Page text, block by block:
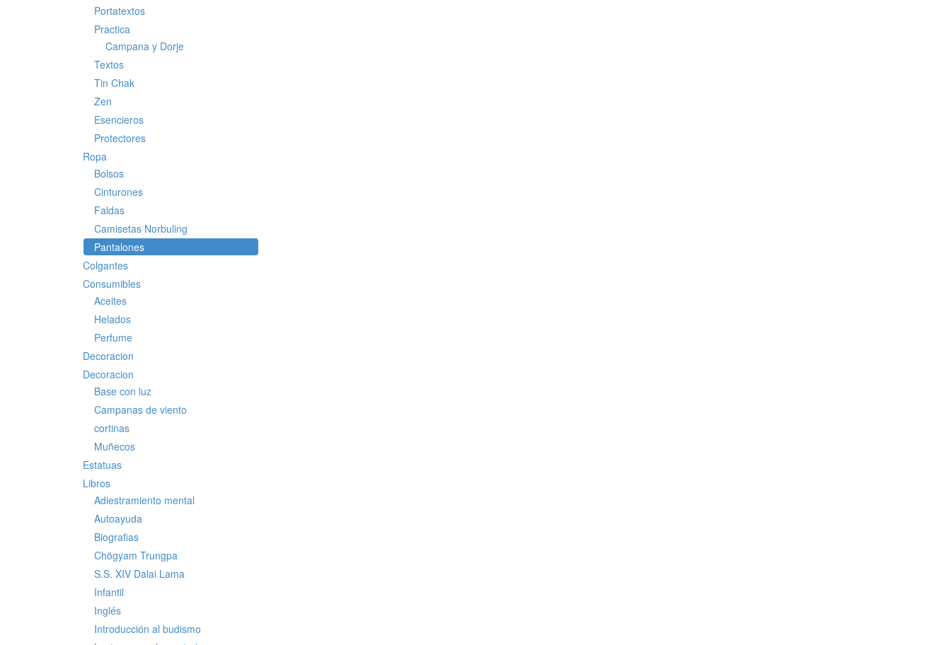
Portatextos
Practica
Campana y Dorje
Textos
Tin Chak
Zen
Esencieros
Protectores
Ropa
Bolsos
Cinturones
Faldas
Camisetas Norbuling
Pantalones
Colgantes
Consumibles
Aceites
Helados
Perfume
Decoracion
Decoracion
Base con luz
Campanas de viento
cortinas
Muñecos
Estatuas
Libros
Adiestramiento mental
Autoayuda
Biografias
Chögyam Trungpa
S.S. XIV Dalai Lama
Infantil
Inglés
Introducción al budismo